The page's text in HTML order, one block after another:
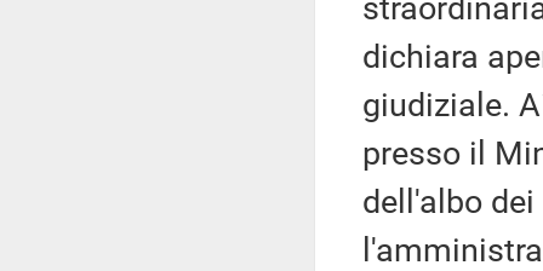
dichiara
giudiziale.
presso il
dell'albo